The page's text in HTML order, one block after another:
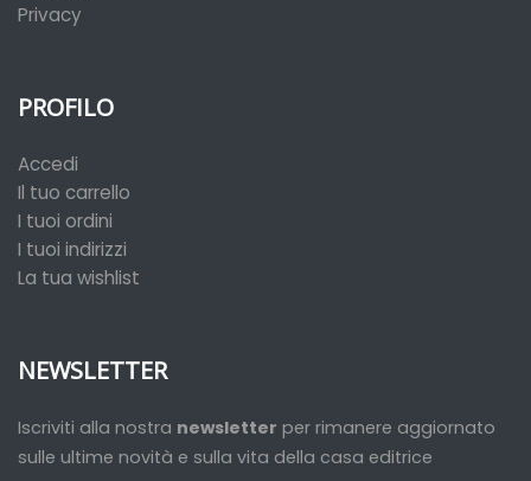
Privacy
PROFILO
Accedi
Il tuo carrello
I tuoi ordini
I tuoi indirizzi
La tua wishlist
NEWSLETTER
Iscriviti alla nostra newsletter per rimanere aggiornato
sulle ultime novità e sulla vita della casa editrice